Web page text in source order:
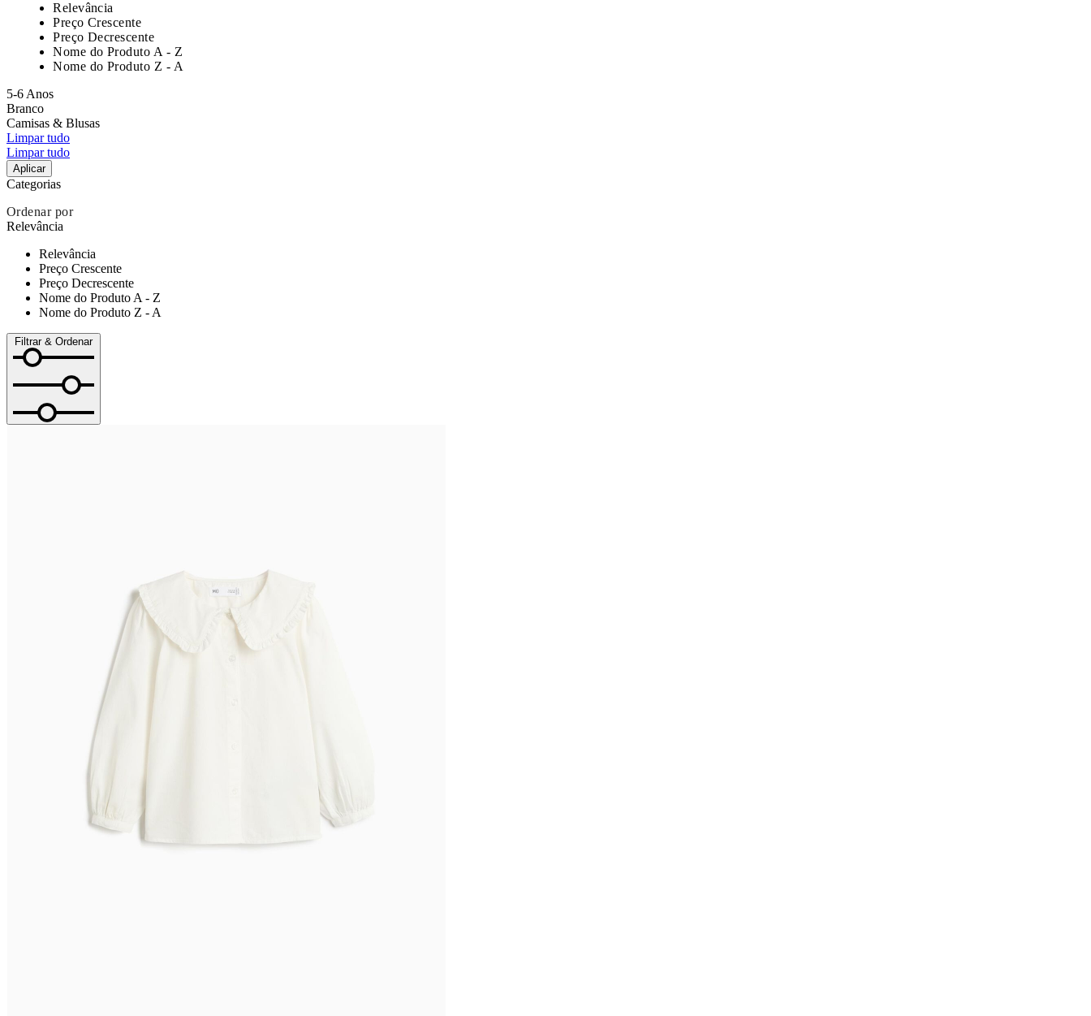
Relevância
Preço Crescente
Preço Decrescente
Nome do Produto A - Z
Nome do Produto Z - A
5-6 Anos
Branco
Camisas & Blusas
Limpar tudo
Limpar tudo
Aplicar
Categorias
Ordenar por
Relevância
Relevância
Preço Crescente
Preço Decrescente
Nome do Produto A - Z
Nome do Produto Z - A
Filtrar & Ordenar